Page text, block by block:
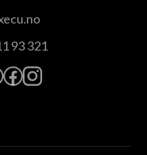
93 321